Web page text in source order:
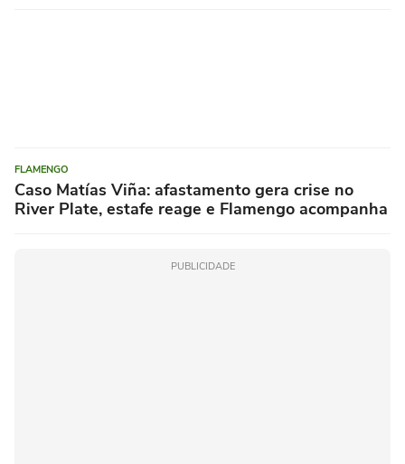
FLAMENGO
Caso Matías Viña: afastamento gera crise no
River Plate, estafe reage e Flamengo acompanha
PUBLICIDADE